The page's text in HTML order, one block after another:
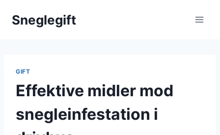
Sneglegift
GIFT
Effektive midler mod
snegleinfestation i